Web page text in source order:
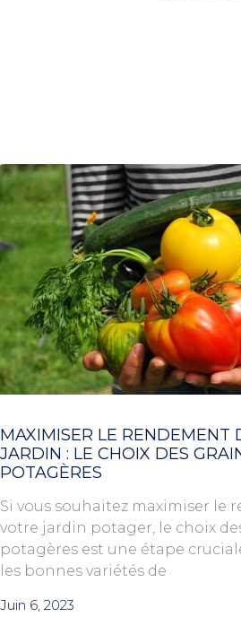
MAXIMISER LE RENDEMENT
JARDIN : LE CHOIX DES
POTAGÈRES
Si vous souhaitez maximiser le
votre jardin potager, le choix
potagères est une étape
les bonnes variétés de
Juin 6, 2023